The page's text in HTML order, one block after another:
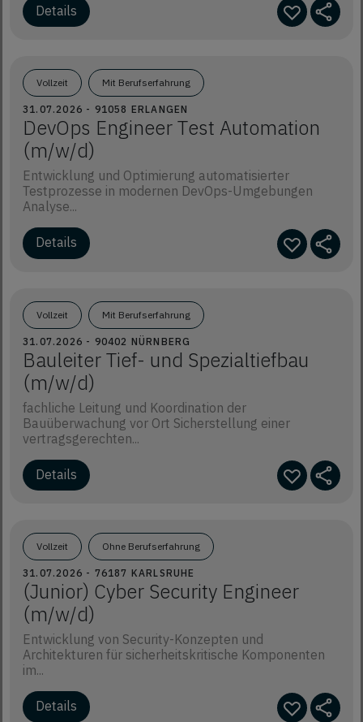
Details
Vollzeit Mit Berufserfahrung
31.07.2026 - 91058 ERLANGEN
DevOps Engineer Test Automation
(m/w/d)
Entwicklung und Optimierung automatisierter
Testprozesse in modernen DevOps-Umgebungen
Analyse...
Details
Vollzeit Mit Berufserfahrung
31.07.2026 - 90402 NÜRNBERG
Bauleiter Tief- und Spezialtiefbau
(m/w/d)
fachliche Leitung und Koordination der
Bauüberwachung vor Ort Sicherstellung einer
vertragsgerechten...
Details
Vollzeit Ohne Berufserfahrung
31.07.2026 - 76187 KARLSRUHE
(Junior) Cyber Security Engineer
(m/w/d)
Entwicklung von Security-Konzepten und
Architekturen für sicherheitskritische Komponenten
im...
Details